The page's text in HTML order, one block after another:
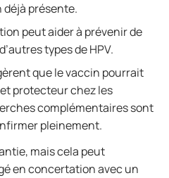
présente.
peut aider à prévenir de
types de HPV.
que le vaccin pourrait
protecteur chez les
complémentaires sont
pleinement.
mais cela peut
en concertation avec un